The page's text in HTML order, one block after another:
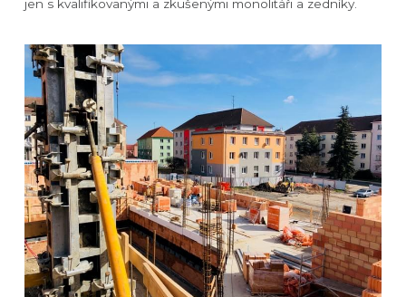
jen s kvalifikovanými a zkušenými monolitáři a zedníky.